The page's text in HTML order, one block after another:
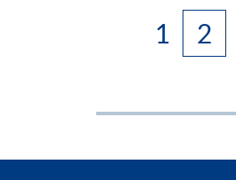
1 2